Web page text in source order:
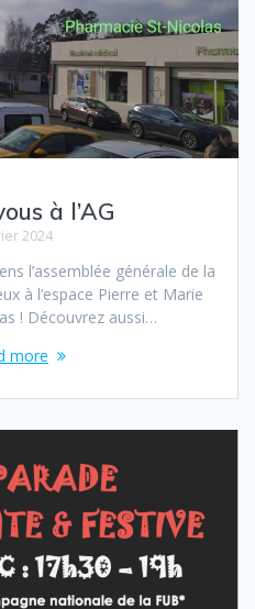
à l’AG
2024
l’assemblée générale de la
à l’espace Pierre et Marie
! Découvrez aussi…
more